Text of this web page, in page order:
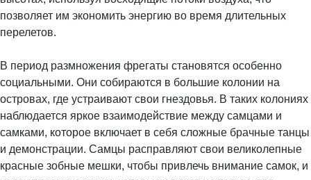
позволяет им экономить энергию во время длительных
перелетов.
В период размножения фрегаты становятся особенно
социальными. Они собираются в большие колонии на
островах, где устраивают свои гнездовья. В таких колониях
наблюдается яркое взаимодействие между самцами и
самками, которое включает в себя сложные брачные танцы
и демонстрации. Самцы расправляют свои великолепные
красные зобные мешки, чтобы привлечь внимание самок, и